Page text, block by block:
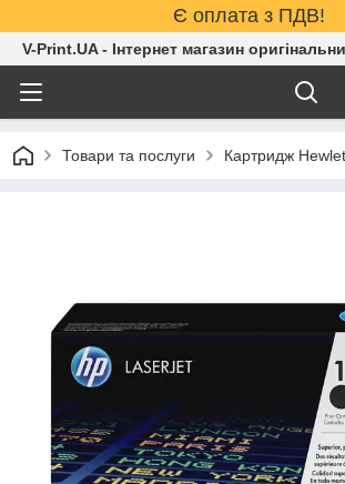
Є оплата з ПДВ!
V-Print.UA - Інтернет магазин
Товари та послуги Картридж